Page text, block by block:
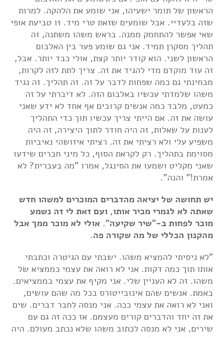
הראשון של תומר ישעיהו, אני שומע את הלהקה. למרות
שזה בלעדיי. אבל שומעים שזאת טרי מיד. זו טביעת אופי
שאי אפשר להתחמק ממנה. בראש משהו משתנה, זה
תהליך מסקרן תמיד. אני גם שומע פער בין האלבום
הראשון לשני. הוא קודר יותר קצת, אולי כבד יותר. אבל,
זה עוד מוקדם מדי להגיד את זה. צריך לתת לזה לקרות,
מבחינתי גם כמה שפחות לדבר על זה. זה תהליך. זה נגיד
משהו שלמדתי עכשיו באלבום הזה. לא דיברתי על זה
כמעט, מלבד כמה אנשים קרובים אף אחד לא ידע שאני
עושה את זה. אם הייתי צריך עכשיו תוך כדי התהליך
לענות על שאלות, זה היה חודר לתוך היצירה, זה היה
משפיע עלי ולא רציתי את זה. רציתי איזושהי נאיביות
מסוימת בתהליך. רק לקראת הסוף, כל מיני חברים שידעו
שאני מקליט ושמעו את הסינגל, אמרו "מה בעברית? לא
אמרת!" והנה".
יש תחושה של יציאה מהדברים המוכרים למשהו חדש
שאתה לא לגמרי מכיר אותו, ועם זאת לי זה נשמע
מוכר לפחות ב-"שיר שקיעה". אולי לא מוכר ממך אבל
מהקנון הכללי של מה שקורה פה.
"לא ניסיתי להמציא משהו. ישבתי עם הגיטרה וכתבתי
אותו תוך כמה דקות. אני לא רואה את עצמי כממציא של
משהו. זה לא העניין שלי. אני מקיף את עצמי בממציאים.
באמת. אנשים שהם אינובייטורס בכל מה שהם עושים,
ואני לא רואה את עצמי ככה. אני מנסה לחבר דברים. שים
את זה יחד והדברים קורים מעצמם. אז ככה זה גם עם
שירים, אני לא מנסה לכתוב משהו שלא נכתב מעולם. היה